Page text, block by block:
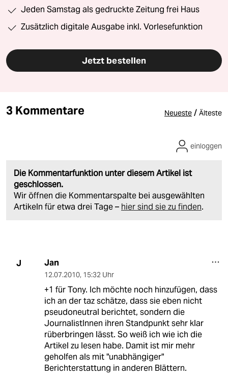
Jeden Samstag als gedruckte Zeitung frei Haus
Zusätzlich digitale Ausgabe inkl. Vorlesefunktion
Jetzt bestellen
3 Kommentare Neueste / Älteste
Die Kommentarfunktion unter diesem Artikel ist
geschlossen.
Wir öffnen die Kommentarspalte bei ausgewählten
Artikeln für etwa drei Tage – hier sind sie zu finden.
einloggen
J Jan
12.07.2010, 15:32 Uhr
+1 für Tony. Ich möchte noch hinzufügen, dass
ich an der taz schätze, dass sie eben nicht
pseudoneutral berichtet, sondern die
JournalistInnen ihren Standpunkt sehr klar
rüberbringen lässt. So weiß ich wie ich die
Artikel zu lesen habe. Damit ist mir mehr
geholfen als mit "unabhängiger"
Berichterstattung in anderen Blättern.